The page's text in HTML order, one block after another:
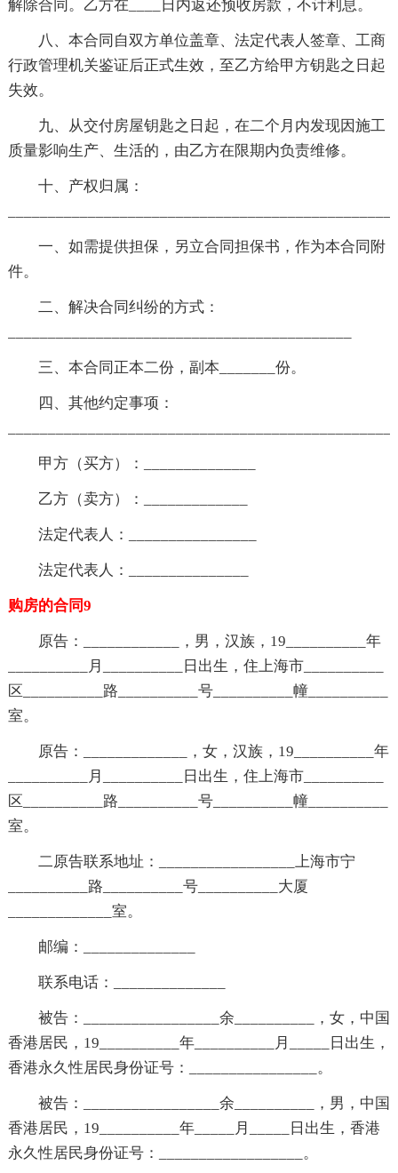
解除合同。乙方在____日内返还预收房款，不计利息。
八、本合同自双方单位盖章、法定代表人签章、工商
行政管理机关鉴证后正式生效，至乙方给甲方钥匙之日起
失效。
九、从交付房屋钥匙之日起，在二个月内发现因施工
质量影响生产、生活的，由乙方在限期内负责维修。
十、产权归属：
一、如需提供担保，另立合同担保书，作为本合同附
件。
二、解决合同纠纷的方式：
三、本合同正本二份，副本_______份。
四、其他约定事项：
甲方（买方）：______________
乙方（卖方）：_____________
法定代表人：________________
法定代表人：_______________
购房的合同9
原告：____________，男，汉族，19__________年
__________月__________日出生，住上海市__________
区__________路__________号__________幢__________
室。
原告：_____________，女，汉族，19__________年
__________月__________日出生，住上海市__________
区__________路__________号__________幢__________
室。
二原告联系地址：_________________上海市宁
__________路__________号__________大厦
_____________室。
邮编：______________
联系电话：______________
被告：_________________余__________，女，中国
香港居民，19__________年__________月_____日出生，
香港永久性居民身份证号：________________。
被告：_________________余__________，男，中国
香港居民，19__________年_____月_____日出生，香港
永久性居民身份证号：__________________。